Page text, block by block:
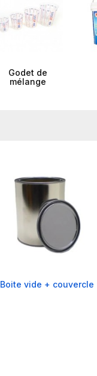
Godet de
mélange
Boite vide + couvercle